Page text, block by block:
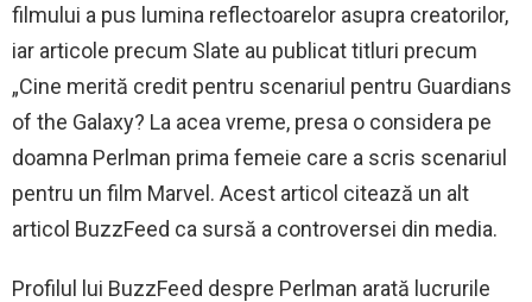
filmului a pus lumina reflectoarelor asupra creatorilor,
iar articole precum Slate au publicat titluri precum
„Cine merită credit pentru scenariul pentru Guardians
of the Galaxy? La acea vreme, presa o considera pe
doamna Perlman prima femeie care a scris scenariul
pentru un film Marvel. Acest articol citează un alt
articol BuzzFeed ca sursă a controversei din media.
Profilul lui BuzzFeed despre Perlman arată lucrurile